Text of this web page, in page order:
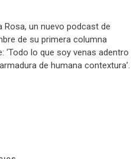
Rosa, un nuevo podcast de
de su primera columna
‘Todo lo que soy venas adentro
de humana contextura’.